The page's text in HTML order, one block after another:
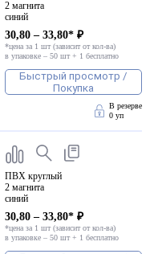
2 магнита
синий
30,80 – 33,80* ₽
*цена за 1 шт (зависит от кол-ва)
в упаковке – 50 шт + 1 бесплатно
Быстрый просмотр /
Покупка
В резерве
0 уп
ПВХ круглый
2 магнита
синий
30,80 – 33,80* ₽
*цена за 1 шт (зависит от кол-ва)
в упаковке – 50 шт + 1 бесплатно